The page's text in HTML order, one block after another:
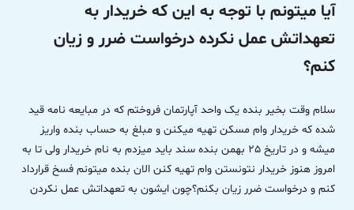
آیا میتونم با توجه به این که خریدار به
تعهداتش عمل نکرده درخواست ضرر و زیان
کنم؟
سلام وقت بخیر بنده یک واحد آپارتمان فروختم که در مبایعه نامه قید
شده که خریدار وام مسکن تهیه میکنن و مبلغ به حساب بنده واریز
میشه و در تاریخ 25 بهمن بنده سند باید میزدم به نام خریدار ولی تا به
امروز هنوز خریدار نتونستن وام تهیه کنن الان بنده میتونم فسخ قرارداد
کنم و درخواست ضرر زیان بکنم؟چون ایشون به تعهداتش عمل نکردن